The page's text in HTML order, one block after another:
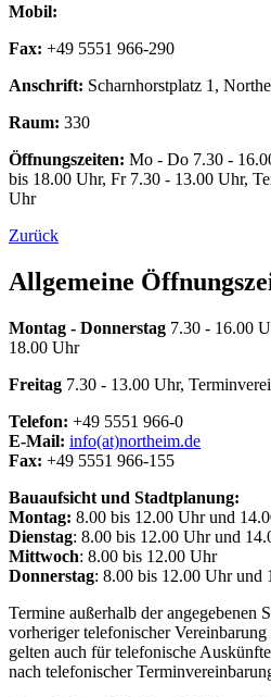
Mobil:
Fax: +49 5551 966-290
Anschrift: Scharnhorstplatz 1,
Raum: 330
Öffnungszeiten: Mo - Do 7.30 -
bis 18.00 Uhr, Fr 7.30 - 13.00 Uhr,
Uhr
Zurück
Allgemeine
Montag - Donnerstag 7.30 - 16.00
18.00 Uhr
Freitag 7.30 - 13.00 Uhr,
Telefon: +49 5551 966-0
E-Mail: info(at)northeim.de
Fax: +49 5551 966-155
Bauaufsicht und Stadtplanung:
Montag: 8.00 bis 12.00 Uhr und
Dienstag: 8.00 bis 12.00 Uhr und
Mittwoch: 8.00 bis 12.00 Uhr
Donnerstag: 8.00 bis 12.00 Uhr und
Termine außerhalb der angegebenen
vorheriger telefonischer
gelten auch für telefonische
nach telefonischer